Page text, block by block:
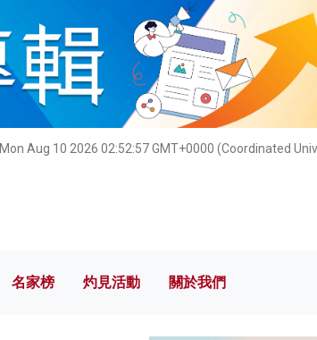
Mon Aug 10 2026 02:52:58 GMT+0000 (Coordinated
名家榜 灼見活動 關於我們
名家榜 灼見活動 關於我們